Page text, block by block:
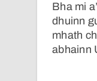
Bha mi
dhuinn
mhath
abhainn